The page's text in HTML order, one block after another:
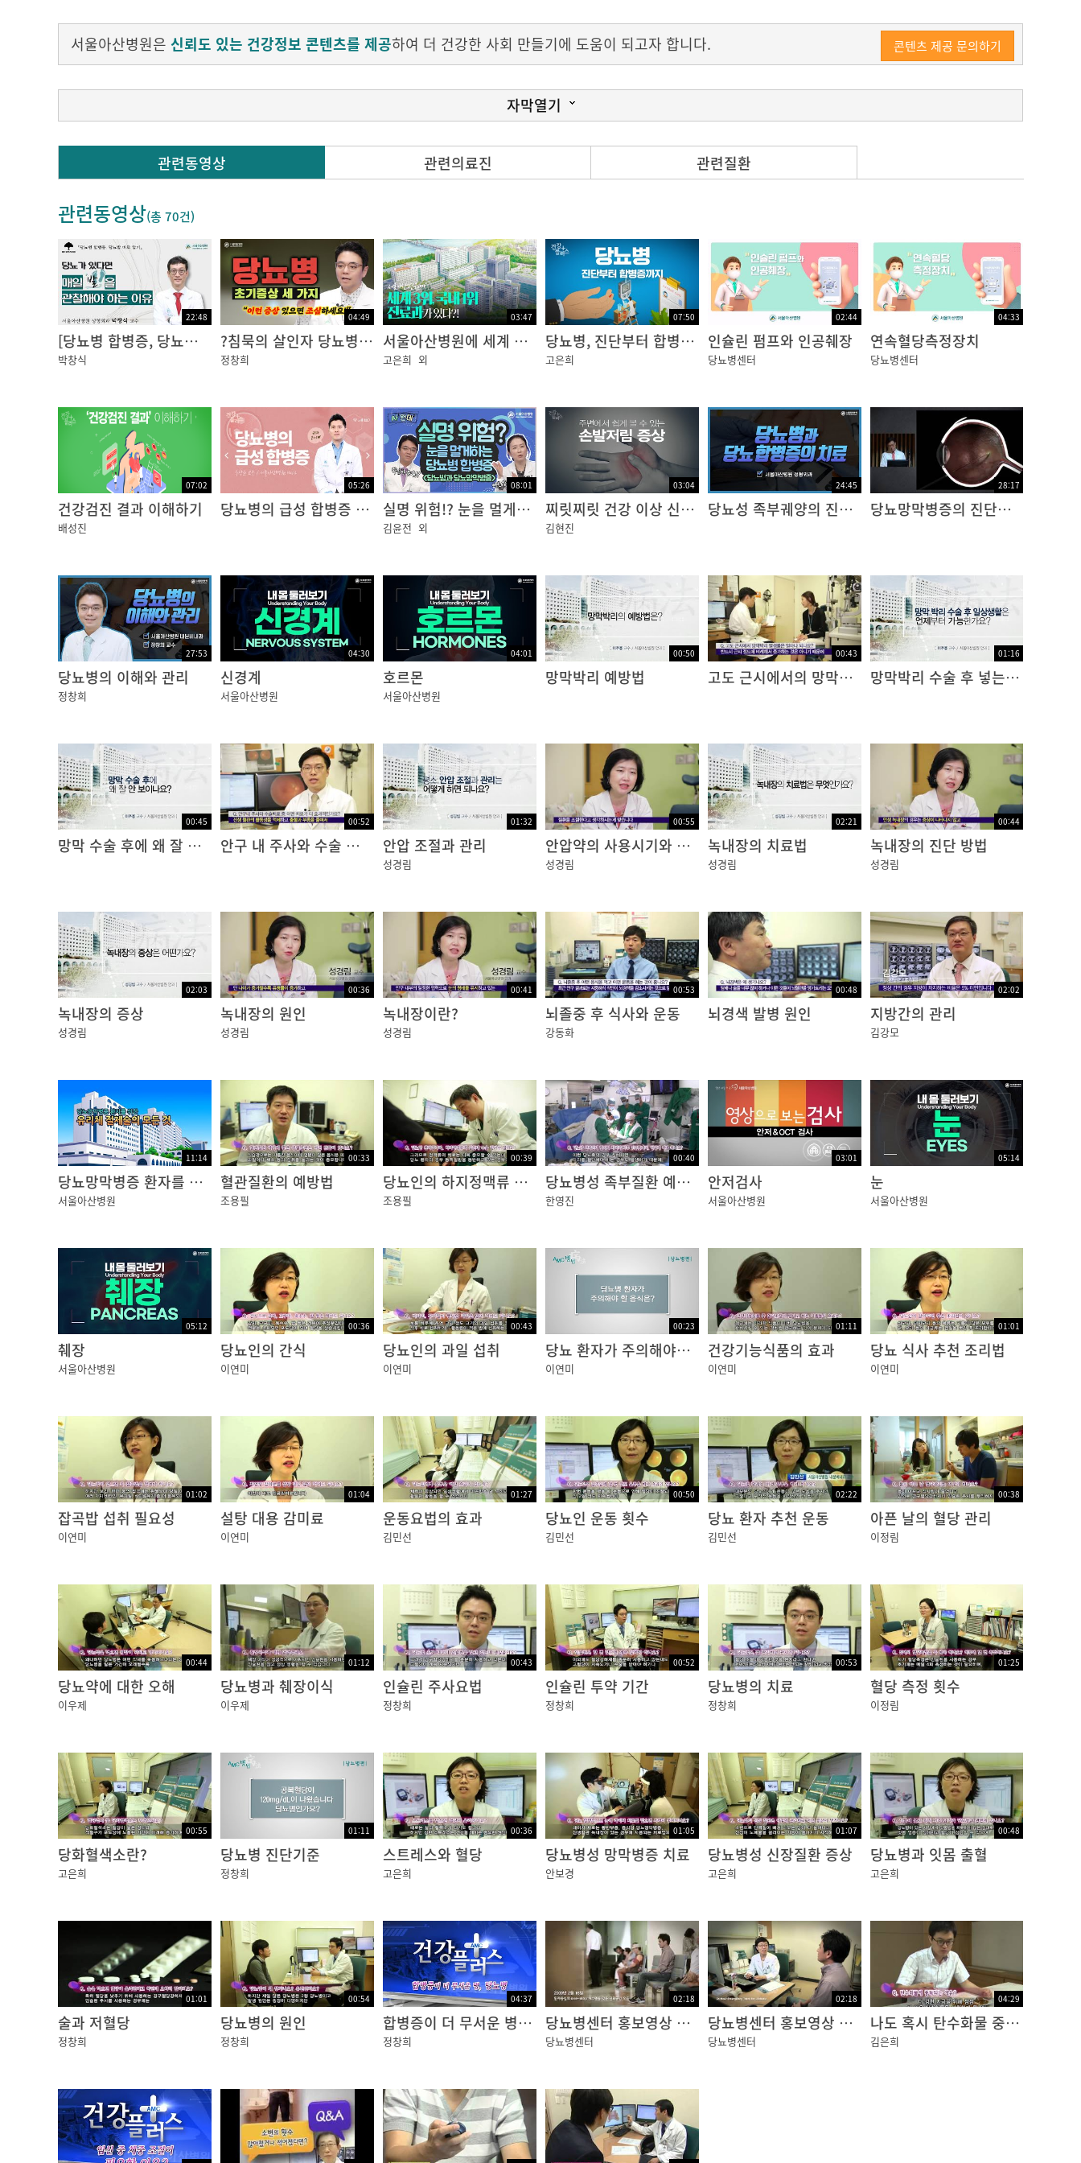
서울아산병원은 신뢰도 있는 건강정보 콘텐츠를 제공하여 더 건강한 사회 만들기에 도움이 되고자 합니다. 콘텐츠 제공 문의하기
자막열기
Q. 집에서 사용하는 혈당측정기가 정확한지 알 수 있는 방법은?
나 직후에 그 자리에서 본인의 혈당측정기로 혈당을 측정하고 수첩에 기록해둡니다.
그리고 혈액검사 결과를 확인하는 날 병원에서 시행한 정맥 혈액검사 결과와 본인의 혈당측정기 결과를 비교해봅니다.
병원 검사와 본인 혈당측정기 검사 결과가 ±15% 이내 차이를 보이면 혈당측정기가 비교적 정확하다고 할 수 있으며 그 이상의 차이를 보일 때는 본인의
혈당측정기를 점검해 볼 필요가 있습니다.
이정림 전문간호사 / 서울아산병원 당뇨병센터
관련동영상 관련의료진 관련질환
관련동영상(총 70건)
22:48
[당뇨병 합병증, 당뇨발] 당뇨가 있다면 매일 발을 관찰해야 하는 이유: 성형외과 박창식 교수ㅣ동아아산건강강좌
박창식
04:49
?침묵의 살인자 당뇨병? 초기증상은 어떤 것들이 있을까?
정창희
03:47
서울아산병원에 세계 3위, 국내 1위 진료과가 있다?! ㅣ 뉴스위크 2024 임상분야별 세계 최고 병원
고은희 외
07:50
당뇨병, 진단부터 합병증까지
고은희
02:44
인슐린 펌프와 인공췌장
당뇨병센터
04:33
연속혈당측정장치
당뇨병센터
07:02
건강검진 결과 이해하기
배성진
05:26
당뇨병의 급성 합병증 [건강플러스]
08:01
실명 위험!? 눈을 멀게하는 당뇨병 합병증, 당뇨망막병증
김윤전 외
03:04
찌릿찌릿 건강 이상 신호, 손발 저림 [건강플러스]
김현진
24:45
당뇨성 족부궤양의 진단과 치료
28:17
당뇨망막병증의 진단과 치료
27:53
당뇨병의 이해와 관리
정창희
04:30
신경계
서울아산병원
04:01
호르몬
서울아산병원
00:50
망막박리 예방법
00:43
고도 근시에서의 망막박리 발생률
01:16
망막박리 수술 후 넣는 공기, 가스, 기름의 차이점
00:45
망막 수술 후에 왜 잘 안보이나요?
00:52
안구 내 주사와 수술 치료 중 어떤 치료가 더 효과적 인가요?
01:32
안압 조절과 관리
성경림
00:55
안압약의 사용시기와 부작용
성경림
02:21
녹내장의 치료법
성경림
00:44
녹내장의 진단 방법
성경림
02:03
녹내장의 증상
성경림
00:36
녹내장의 원인
성경림
00:41
녹내장이란?
성경림
00:53
뇌졸중 후 식사와 운동
강동화
00:48
뇌경색 발병 원인
02:02
지방간의 관리
김강모
11:14
당뇨망막병증 환자를 위한 유리체 절제술의 모든 것
서울아산병원
00:33
혈관질환의 예방법
조용필
00:39
당뇨인의 하지정맥류 수술
조용필
00:40
당뇨병성 족부질환 예방법
한영진
03:01
안저검사
서울아산병원
05:14
눈
서울아산병원
05:12
췌장
서울아산병원
00:36
당뇨인의 간식
이연미
00:43
당뇨인의 과일 섭취
이연미
00:23
당뇨 환자가 주의해야할 음식
이연미
01:11
건강기능식품의 효과
이연미
01:01
당뇨 식사 추천 조리법
이연미
01:02
잡곡밥 섭취 필요성
이연미
01:04
설탕 대용 감미료
이연미
01:27
운동요법의 효과
김민선
00:50
당뇨인 운동 횟수
김민선
02:22
당뇨 환자 추천 운동
김민선
00:38
아픈 날의 혈당 관리
이정림
00:44
당뇨약에 대한 오해
이우제
01:12
당뇨병과 췌장이식
이우제
00:43
인슐린 주사요법
정창희
00:52
인슐린 투약 기간
정창희
00:53
당뇨병의 치료
정창희
01:25
혈당 측정 횟수
이정림
00:55
당화혈색소란?
고은희
01:11
당뇨병 진단기준
정창희
00:36
스트레스와 혈당
고은희
01:05
당뇨병성 망막병증 치료
안보경
01:07
당뇨병성 신장질환 증상
고은희
00:48
당뇨병과 잇몸 출혈
고은희
01:01
술과 저혈당
정창희
00:54
당뇨병의 원인
정창희
04:37
합병증이 더 무서운 병, 당뇨병
정창희
02:18
당뇨병센터 홍보영상 국문
당뇨병센터
02:18
당뇨병센터 홍보영상 영문
당뇨병센터
04:29
나도 혹시 탄수화물 중독?
김은희